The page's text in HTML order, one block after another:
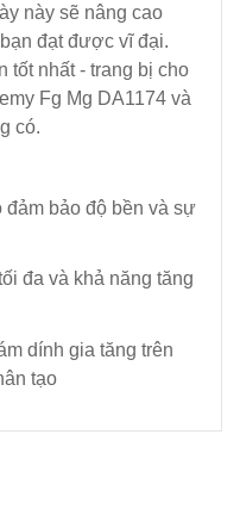
này sẽ nâng cao
đạt được vĩ đại.
tốt nhất - trang bị cho
Fg Mg DA1174 và
có.
bảo độ bền và sự
đa và khả năng tăng
dính gia tăng trên
tạo